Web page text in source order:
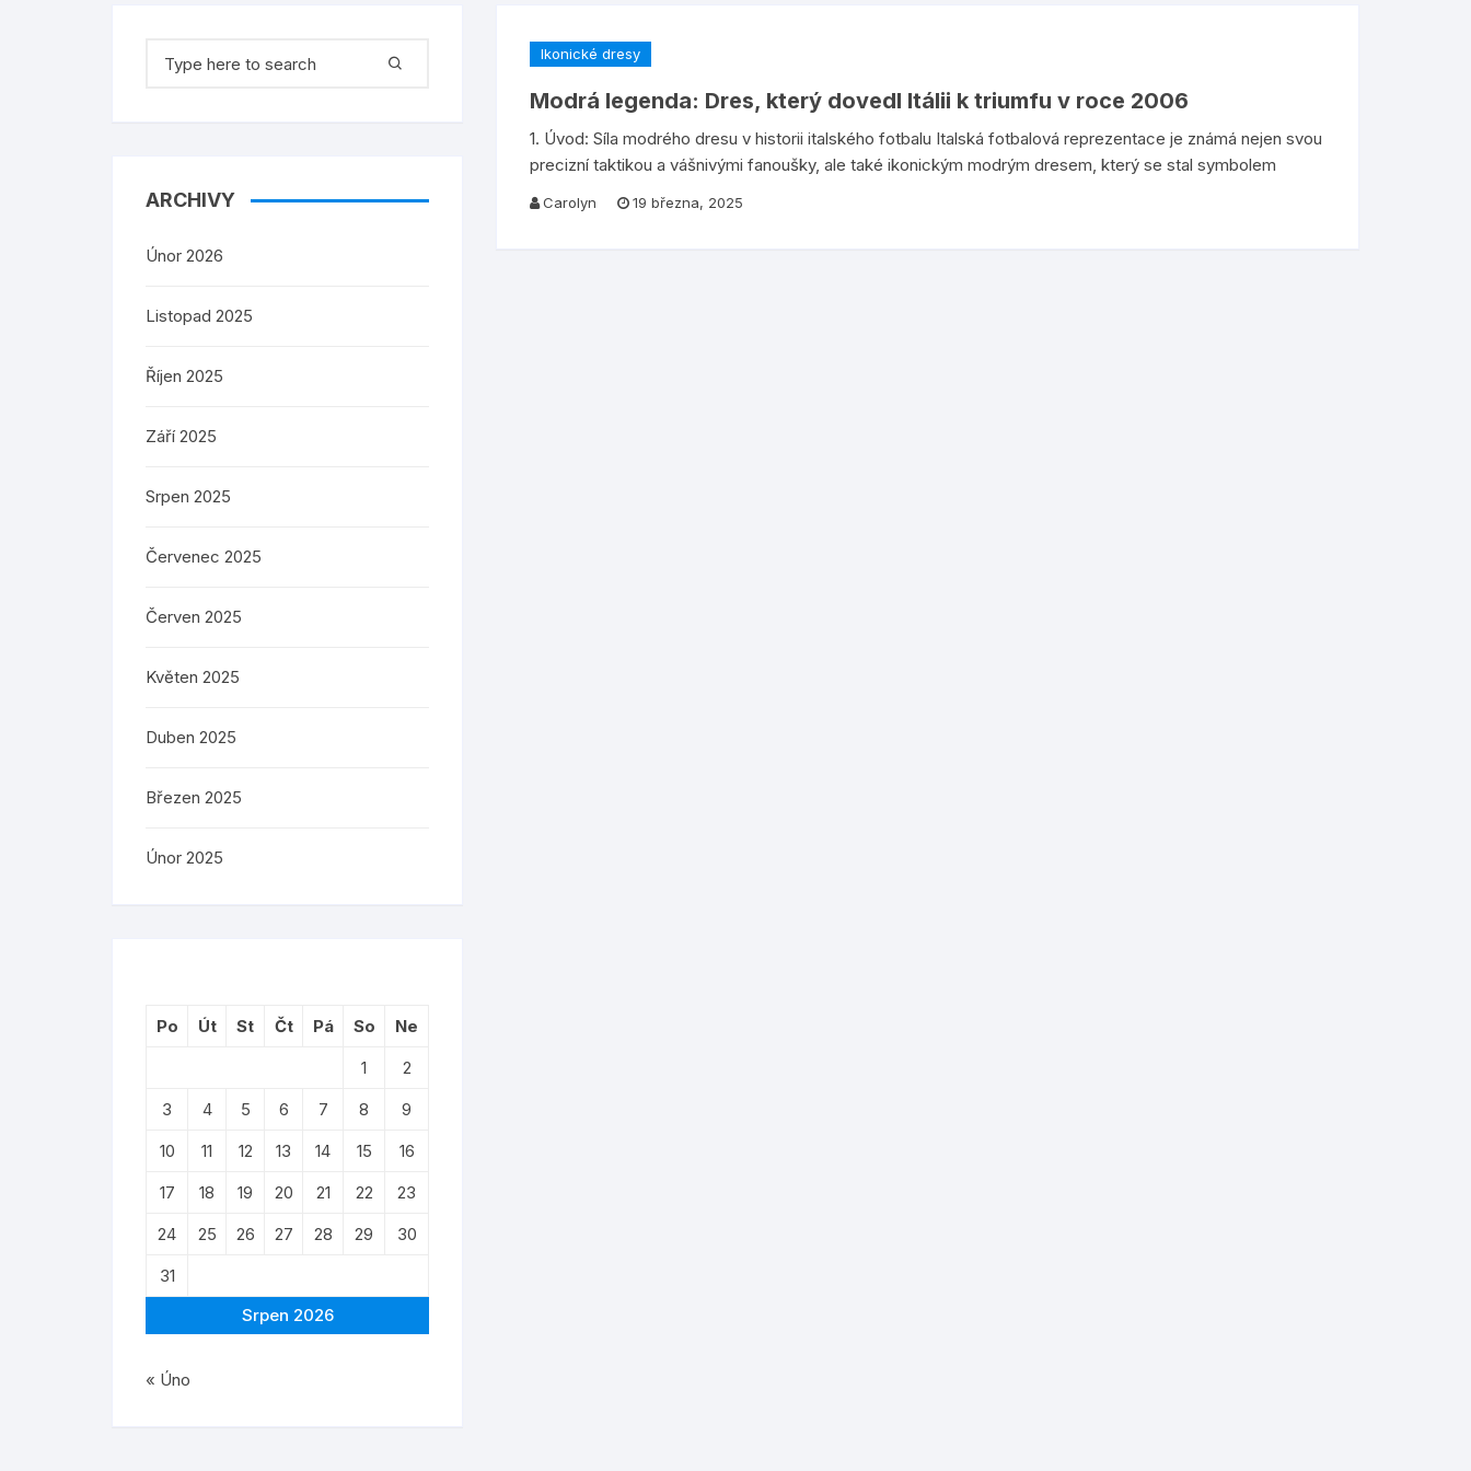
Ikonické dresy
Modrá legenda: Dres, který dovedl Itálii k triumfu v roce 2006
1. Úvod: Síla modrého dresu v historii italského fotbalu Italská fotbalová reprezentace je známá nejen svou
precizní taktikou a vášnivými fanoušky, ale také ikonickým modrým dresem, který se stal symbolem
Carolyn 19 března, 2025
for:
ARCHIVY
Únor 2026
Listopad 2025
Říjen 2025
Září 2025
Srpen 2025
Červenec 2025
Červen 2025
Květen 2025
Duben 2025
Březen 2025
Únor 2025
Srpen 2026
Po Út St Čt Pá So
Ne
1
2
3
4 5 6 7 8
9
10
11 12 13 14 15
16
17
18 19 20 21 22
23
24
25 26 27 28 29
30
31
« Úno